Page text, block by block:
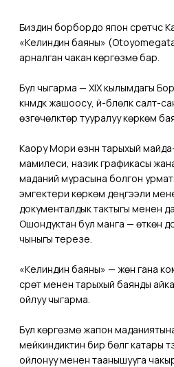
Биздин борбордо япон сүрөтчүсү
«Келиндин баяны»
арналган чакан көргөзмө бар.
Бул чыгарма — XIX кылымдагы
күнүмдүк жашоосу, үй-бүлөлүк
өзгөчөлүктөрү тууралуу көркөм
Каору Мори өзүнүн тарыхый
мамилеси, назик графикасы
маданий мурасына болгон
эмгектери көркөм деңгээли
документалдык тактыгы менен
Ошондуктан бул манга — өткөн
чыныгы терезе.
«Келиндин баяны» — жөн гана
сүрөт менен тарыхый баянды
ойлуу чыгарма.
Бул көргөзмө жапон
мейкиндиктин бир бөлүгү катары
ойлонуу менен таанышууга